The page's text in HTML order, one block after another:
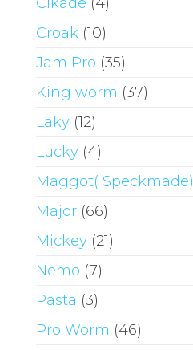
Croak (10)
Jam Pro (35)
King worm (37)
Laky (12)
Lucky (4)
Maggot( Speckmade)
Major (66)
Mickey (21)
Nemo (7)
Pasta (3)
Pro Worm (46)